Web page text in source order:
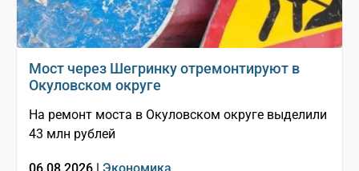
Мост через Шегринку отремонтируют в
Окуловском округе
На ремонт моста в Окуловском округе выделили
43 млн рублей